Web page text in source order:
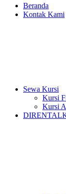
Beranda
Kontak Kami
Sewa Kursi
Kursi
Kursi